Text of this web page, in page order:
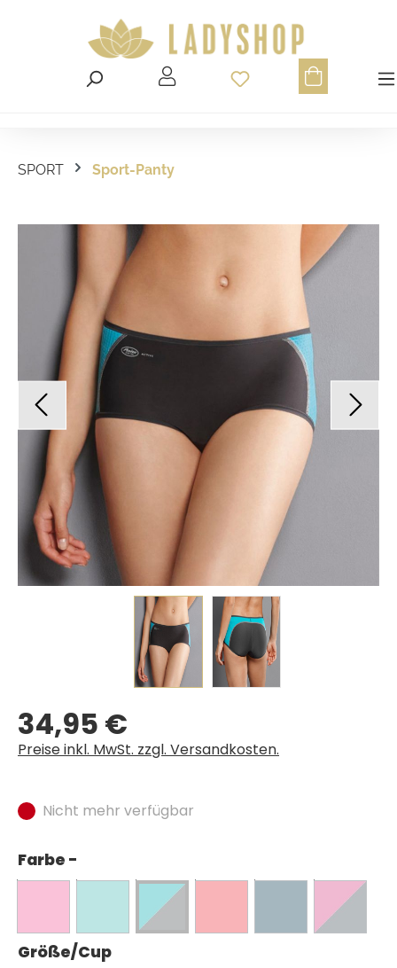
Du hast 0
SPORT Sport-Panty
Bildergalerie überspringen
Regulärer Preis:
34,95 €
Preise inkl. MwSt. zzgl. Versandkosten.
Nicht mehr verfügbar
Farbe -
Größe/Cupauswählen